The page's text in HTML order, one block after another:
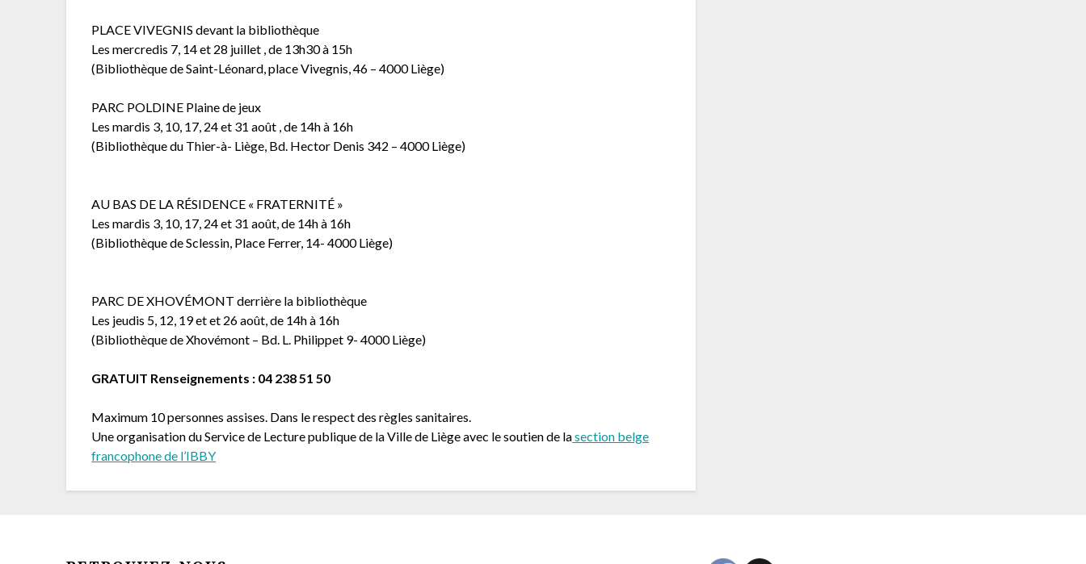
PLACE VIVEGNIS devant la bibliothèque
Les mercredis 7, 14 et 28 juillet , de 13h30 à 15h
(Bibliothèque de Saint-Léonard, place Vivegnis, 46 – 4000 Liège)
PARC POLDINE Plaine de jeux
Les mardis 3, 10, 17, 24 et 31 août , de 14h à 16h
(Bibliothèque du Thier-à- Liège, Bd. Hector Denis 342 – 4000 Liège)
AU BAS DE LA RÉSIDENCE « FRATERNITÉ »
Les mardis 3, 10, 17, 24 et 31 août, de 14h à 16h
(Bibliothèque de Sclessin, Place Ferrer, 14- 4000 Liège)
PARC DE XHOVÉMONT derrière la bibliothèque
Les jeudis 5, 12, 19 et et 26 août, de 14h à 16h
(Bibliothèque de Xhovémont – Bd. L. Philippet 9- 4000 Liège)
GRATUIT Renseignements : 04 238 51 50
Maximum 10 personnes assises. Dans le respect des règles sanitaires.
Une organisation du Service de Lecture publique de la Ville de Liège avec le soutien de lasection belge
francophone de l’IBBY